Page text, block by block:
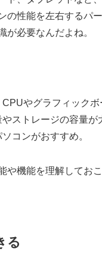
の性能を左右するパ
が必要なんだよね。
やグラフィックボ
ストレージの容量が
コンがおすすめ。
や機能を理解しておこ
る